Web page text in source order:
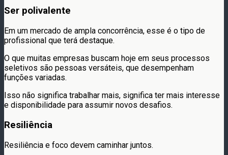
Ser polivalente
Em um mercado de ampla concorrência, esse é o tipo de
profissional que terá destaque.
O que muitas empresas buscam hoje em seus processos
seletivos são pessoas versáteis, que desempenham
funções variadas.
Isso não significa trabalhar mais, significa ter mais interesse
e disponibilidade para assumir novos desafios.
Resiliência
Resiliência e foco devem caminhar juntos.